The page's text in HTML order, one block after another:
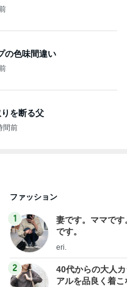
の色味間違い
を断る父
間前
ファッション
1
妻です。ママです
です。
eri.
2
40代からの大人
アルを品良く着こ